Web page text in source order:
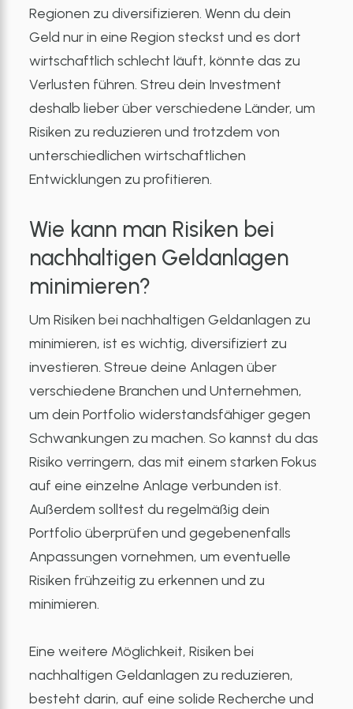
Regionen zu diversifizieren. Wenn du dein
Geld nur in eine Region steckst und es dort
wirtschaftlich schlecht läuft, könnte das zu
Verlusten führen. Streu dein Investment
deshalb lieber über verschiedene Länder, um
Risiken zu reduzieren und trotzdem von
unterschiedlichen wirtschaftlichen
Entwicklungen zu profitieren.
Wie kann man Risiken bei
nachhaltigen Geldanlagen
minimieren?
Um Risiken bei nachhaltigen Geldanlagen zu
minimieren, ist es wichtig, diversifiziert zu
investieren. Streue deine Anlagen über
verschiedene Branchen und Unternehmen,
um dein Portfolio widerstandsfähiger gegen
Schwankungen zu machen. So kannst du das
Risiko verringern, das mit einem starken Fokus
auf eine einzelne Anlage verbunden ist.
Außerdem solltest du regelmäßig dein
Portfolio überprüfen und gegebenenfalls
Anpassungen vornehmen, um eventuelle
Risiken frühzeitig zu erkennen und zu
minimieren.
Eine weitere Möglichkeit, Risiken bei
nachhaltigen Geldanlagen zu reduzieren,
besteht darin, auf eine solide Recherche und